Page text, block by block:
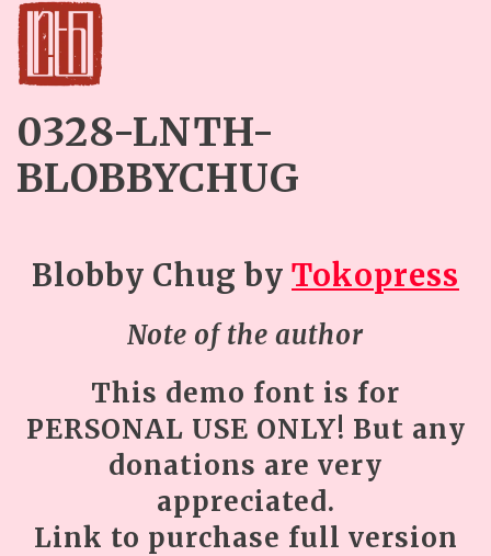
0328-LNTH-
BLOBBYCHUG
Blobby Chug by Tokopress
Note of the author
This demo font is for
PERSONAL USE ONLY! But any
donations are very
appreciated.
Link to purchase full version